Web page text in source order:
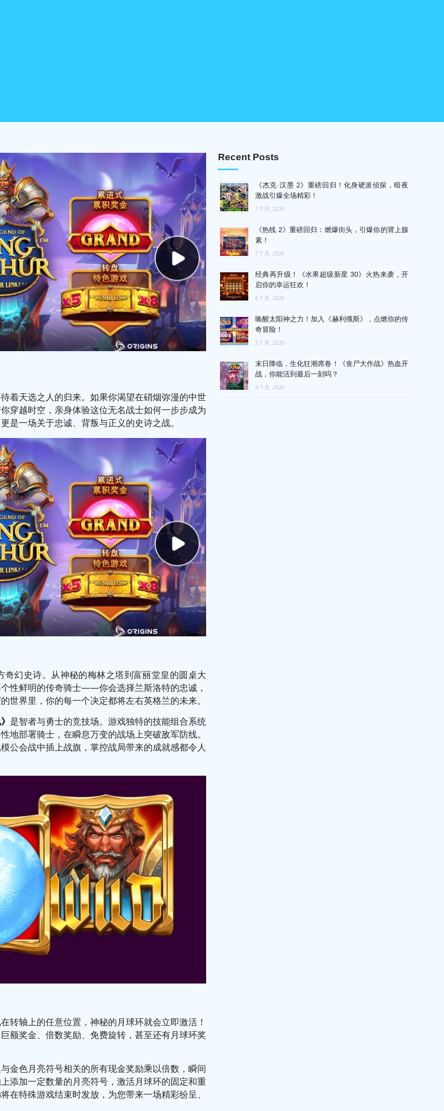
着天选之人的归来。如果你渴望在硝烟弥漫的中世
穿越时空，亲身体验这位无名战士如何一步步成为
是一场关于忠诚、背叛与正义的史诗之战。
奇幻史诗。从神秘的梅林之塔到富丽堂皇的圆桌大
性鲜明的传奇骑士——你会选择兰斯洛特的忠诚，
世界里，你的每一个决定都将左右英格兰的未来。
是智者与勇士的竞技场。游戏独特的技能组合系统
地部署骑士，在瞬息万变的战场上突破敌军防线。
公会战中插上战旗，掌控战局带来的成就感都令人
转轴上的任意位置，神秘的月球环就会立即激活！
额奖金、倍数奖励、免费旋转，甚至还有月球环奖
金色月亮符号相关的所有现金奖励乘以倍数，瞬间
添加一定数量的月亮符号，激活月球环的固定和重
在特殊游戏结束时发放，为您带来一场精彩纷呈、
Recent Posts
《杰克·汉墨 2》重磅回归！化身硬派侦探，暗夜
激战引爆全场精彩！
7 7 月, 2026
《热线 2》重磅回归：燃爆街头，引爆你的肾上腺
素！
7 7 月, 2026
经典再升级！《水果超级新星 30》火热来袭，开
启你的幸运狂欢！
6 7 月, 2026
唤醒太阳神之力！加入《赫利俄斯》，点燃你的传
奇冒险！
5 7 月, 2026
末日降临，生化狂潮席卷！《丧尸大作战》热血开
战，你能活到最后一刻吗？
4 7 月, 2026